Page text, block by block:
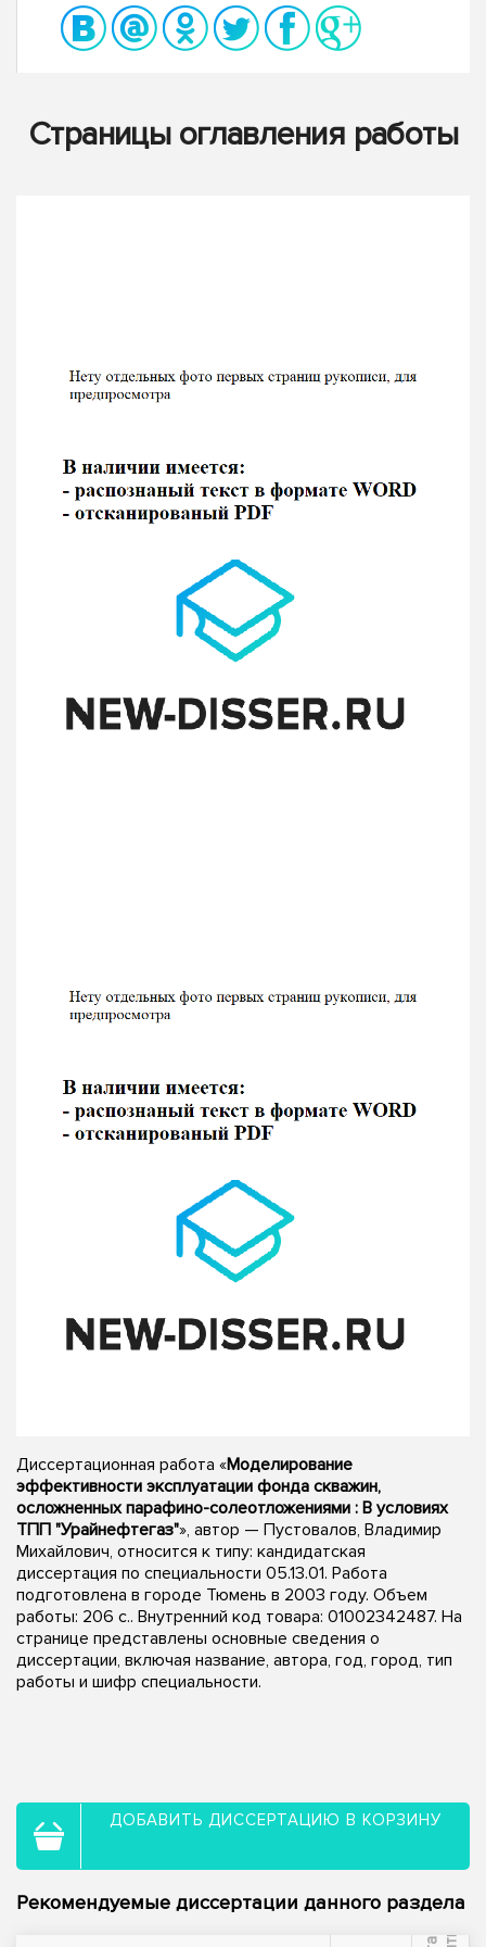
Страницы оглавления работы
Диссертационная работа «Моделирование
эффективности эксплуатации фонда скважин,
осложненных парафино-солеотложениями : В условиях
ТПП "Урайнефтегаз"», автор — Пустовалов, Владимир
Михайлович, относится к типу: кандидатская
диссертация по специальности 05.13.01. Работа
подготовлена в городе Тюмень в 2003 году. Объем
работы: 206 с.. Внутренний код товара: 01002342487. На
странице представлены основные сведения о
диссертации, включая название, автора, год, город, тип
работы и шифр специальности.
ДОБАВИТЬ ДИССЕРТАЦИЮ В КОРЗИНУ
Рекомендуемые диссертации данного раздела